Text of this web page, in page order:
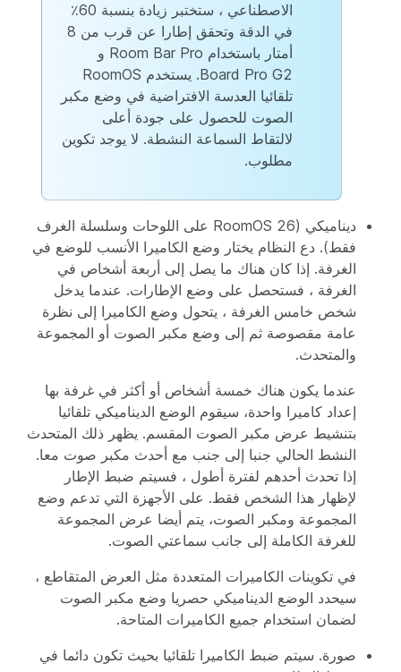
الاصطناعي ، ستختبر زيادة بنسبة 60٪
في الدقة وتحقق إطارا عن قرب من 8
أمتار باستخدام Room Bar Pro و
Board Pro G2. يستخدم RoomOS
تلقائيا العدسة الافتراضية في وضع مكبر
الصوت للحصول على جودة أعلى
لالتقاط السماعة النشطة. لا يوجد تكوين
مطلوب.
ديناميكي
(RoomOS 26 على اللوحات وسلسلة الغرف
فقط). دع النظام يختار وضع الكاميرا الأنسب للوضع في
الغرفة. إذا كان هناك ما يصل إلى أربعة أشخاص في
الغرفة ، فستحصل على وضع الإطارات. عندما يدخل
شخص خامس الغرفة ، يتحول وضع الكاميرا إلى نظرة
عامة مقصوصة ثم إلى وضع مكبر الصوت أو المجموعة
والمتحدث.
عندما يكون هناك خمسة أشخاص أو أكثر في غرفة بها
إعداد كاميرا واحدة، سيقوم الوضع الديناميكي تلقائيا
بتنشيط عرض مكبر الصوت المقسم. يظهر ذلك المتحدث
النشط الحالي جنبا إلى جنب مع أحدث مكبر صوت معا.
إذا تحدث أحدهم لفترة أطول ، فسيتم ضبط الإطار
لإظهار هذا الشخص فقط. على الأجهزة التي تدعم وضع
المجموعة ومكبر الصوت، يتم أيضا عرض المجموعة
للغرفة الكاملة إلى جانب سماعتي الصوت.
في تكوينات الكاميرات المتعددة مثل العرض المتقاطع ،
سيحدد الوضع الديناميكي حصريا وضع مكبر الصوت
لضمان استخدام جميع الكاميرات المتاحة.
صورة. سيتم ضبط الكاميرا تلقائيا بحيث تكون دائما في